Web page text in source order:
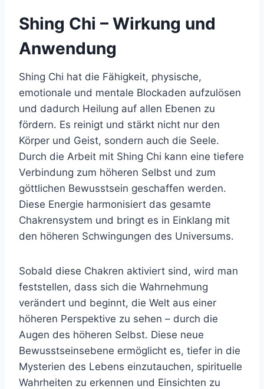
Shing Chi – Wirkung und
Anwendung
Shing Chi hat die Fähigkeit, physische,
emotionale und mentale Blockaden aufzulösen
und dadurch Heilung auf allen Ebenen zu
fördern. Es reinigt und stärkt nicht nur den
Körper und Geist, sondern auch die Seele.
Durch die Arbeit mit Shing Chi kann eine tiefere
Verbindung zum höheren Selbst und zum
göttlichen Bewusstsein geschaffen werden.
Diese Energie harmonisiert das gesamte
Chakrensystem und bringt es in Einklang mit
den höheren Schwingungen des Universums.
Sobald diese Chakren aktiviert sind, wird man
feststellen, dass sich die Wahrnehmung
verändert und beginnt, die Welt aus einer
höheren Perspektive zu sehen – durch die
Augen des höheren Selbst. Diese neue
Bewusstseinsebene ermöglicht es, tiefer in die
Mysterien des Lebens einzutauchen, spirituelle
Wahrheiten zu erkennen und Einsichten zu